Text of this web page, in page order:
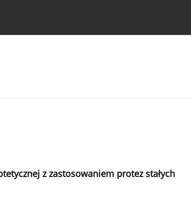
z zastosowaniem protez stałych